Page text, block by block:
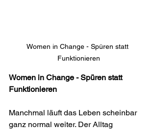
Women in Change - Spüren statt
Funktionieren
Women in Change - Spüren statt
Funktionieren
Manchmal läuft das Leben scheinbar
ganz normal weiter. Der Alltag